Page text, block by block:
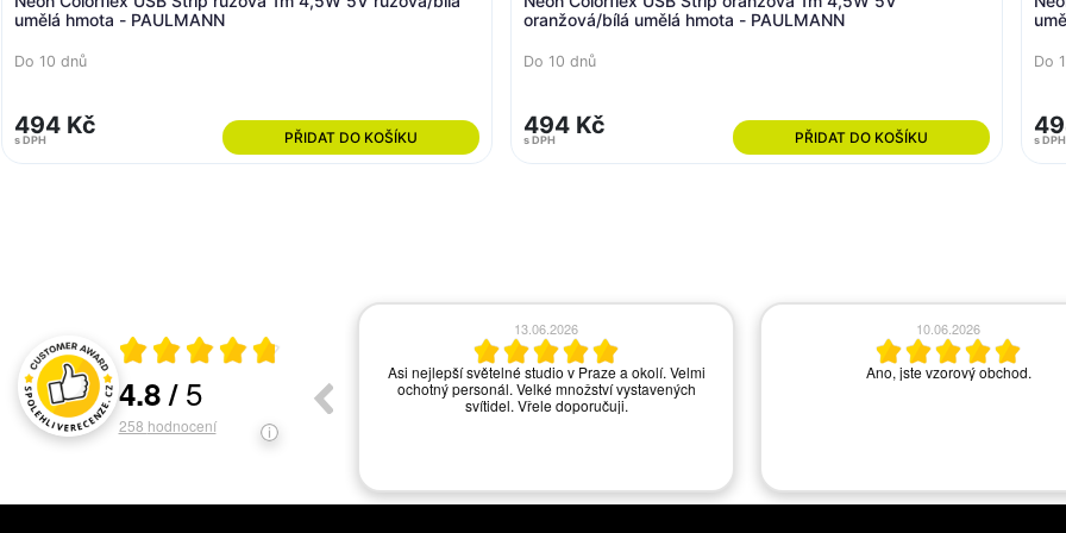
umělá hmota - PAULMANN
Do 10 dnů
494 Kč
s DPH PŘIDAT DO KOŠÍKU
oranžová/bílá umělá hmota - PAULMANN
Do 10 dnů
494 Kč
s DPH PŘIDAT DO KOŠÍKU
Do
s DPH
Hodnocení a recenze zákazníků
Průměrné hodnocení 4.8 z 5
4.8/5
258 hodnocení
Seriózní přístup k reklamaci
03.06.2026
Aulix funguje na výbornou, a pani ze zákaznického
servisu co mi volala, byla moc příjemná a vstřícná,
jen s tou dopravou by to chtělo vylepšení, to bylo
03.06.2026
Spokojenost.